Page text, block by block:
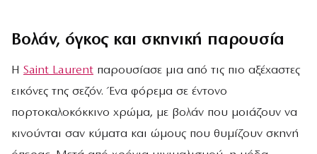
Βολάν, όγκος και σκηνική παρουσία
Η Saint Laurent παρουσίασε μια από τις πιο αξέχαστες
εικόνες της σεζόν. Ένα φόρεμα σε έντονο
πορτοκαλοκόκκινο χρώμα, με βολάν που μοιάζουν να
κινούνται σαν κύματα και ώμους που θυμίζουν σκηνή